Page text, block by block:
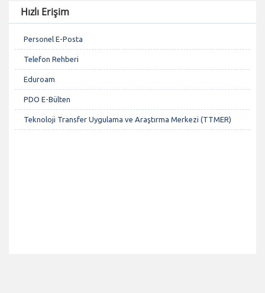
Hızlı Erişim
Personel E-Posta
Telefon Rehberi
Eduroam
PDO E-Bülten
Teknoloji Transfer Uygulama ve Araştırma Merkezi (TTMER)